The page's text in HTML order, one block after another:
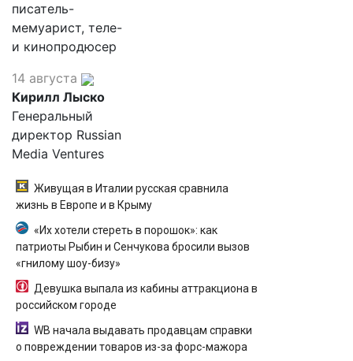
писатель-
мемуарист, теле-
и кинопродюсер
14 августа
Кирилл Лыско
Генеральный
директор Russian
Media Ventures
Живущая в Италии русская сравнила
жизнь в Европе и в Крыму
«Их хотели стереть в порошок»: как
патриоты Рыбин и Сенчукова бросили вызов
«гнилому шоу-бизу»
Девушка выпала из кабины аттракциона в
российском городе
WB начала выдавать продавцам справки
о повреждении товаров из-за форс-мажора